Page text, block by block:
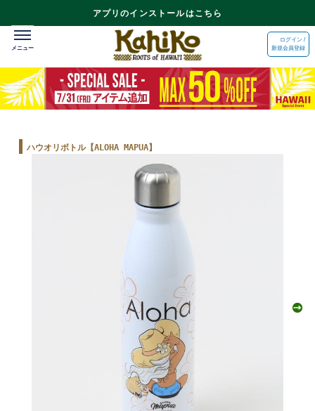
アプリのインストールはこちら
ログイン /
新規会員登録
ハウオリボトル【ALOHA MAPUA】